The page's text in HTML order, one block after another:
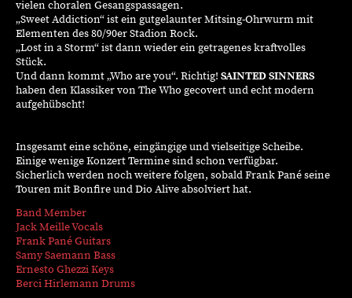
vielen choralen Gesangspassagen.
„Sweet Addiction“ ist ein gutgelaunter Mitsing-Ohrwurm mit
Elementen des 80/90er Stadion Rock.
„Lost in a Storm“ ist dann wieder ein getragenes kraftvolles
Stück.
Und dann kommt „Who are you“. Richtig! SAINTED SINNERS
haben den Klassiker von The Who gecovert und echt modern
aufgehübscht!
Insgesamt eine schöne, eingängige und vielseitige Scheibe.
Einige wenige Konzert Termine sind schon verfügbar.
Sicherlich werden noch weitere folgen, sobald Frank Pané seine
Touren mit Bonfire und Dio Alive absolviert hat.
Band Member
Jack MeilleVocals
Frank PanéGuitars
Samy Saemann Bass
Ernesto GhezziKeys
Berci Hirlemann Drums